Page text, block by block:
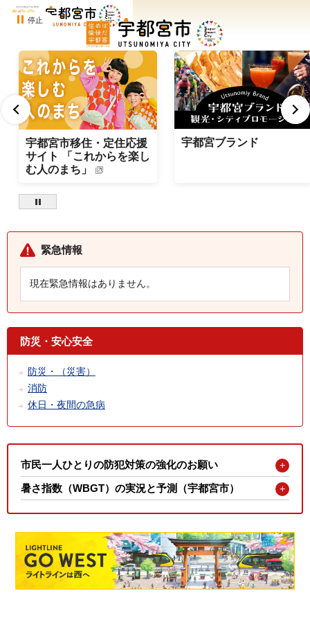
停止
宇都宮市移住・定住応援
サイト 「これからを楽し
む人のまち」
宇都宮ブランド
緊急情報
現在緊急情報はありません。
防災・安心安全
防災・（災害）
消防
休日・夜間の急病
市民一人ひとりの防犯対策の強化のお願い
暑さ指数（WBGT）の実況と予測（宇都宮市）